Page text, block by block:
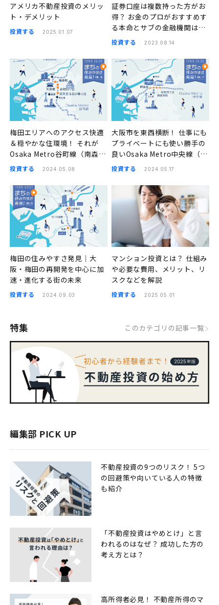
アメリカ不動産投資のメリッ
ト・デメリット
投資する 2025.01.07
証券口座は複数持った方がお
得？ お金のプロがおすすめす
る本命とサブの金融機関はこ
ちら
投資する 2023.08.14
梅田エリアへのアクセス快適
＆穏やかな住環境！ それが
Osaka Metro谷町線（南森
町、天満橋、谷町四丁目、四
まちの住みやすさ発見
投資する 2024.05.08
大阪市を東西横断！ 仕事にも
プライベートにも使い勝手の
良いOsaka Metro中央線（阿
波座、本町、堺筋本町、谷町
発見
投資する 2024.05.17
梅田の住みやすさ発見｜大
阪・梅田の再開発を中心に加
速・進化する街の未来
投資する 2024.09.03
マンション投資とは？ 仕組み
や必要な費用、メリット、リ
スクなどを解説
投資する 2025.05.01
特集 このカテゴリの記事一覧
編集部 PICK UP
不動産投資の9つのリスク！ 5つ
の回避策や向いている人の特徴
も紹介
「不動産投資はやめとけ」と言
われるのはなぜ？ 成功した方の
考え方とは？
高所得者必見！ 不動産所得のマ